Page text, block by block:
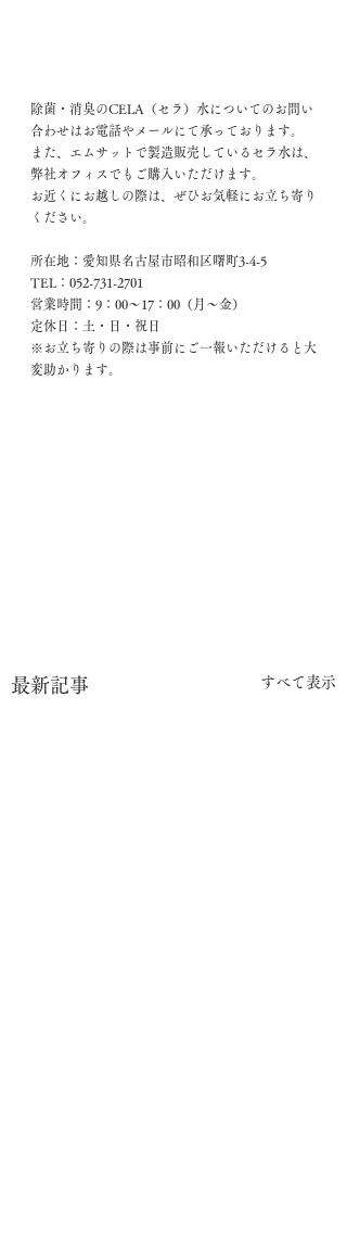
除菌・消臭のCELA（セラ）水についてのお問い
合わせはお電話やメールにて承っております。
また、エムサットで製造販売しているセラ水は、
弊社オフィスでもご購入いただけます。
お近くにお越しの際は、ぜひお気軽にお立ち寄り
ください。
所在地：愛知県名古屋市昭和区曙町3-4-5
TEL：052-731-2701
営業時間：9：00～17：00（月～金）
定休日：土・日・祝日
※お立ち寄りの際は事前にご一報いただけると大
変助かります。
最新記事 すべて表示